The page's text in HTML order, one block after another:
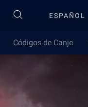
ESPAÑOL
Códigos de Canje